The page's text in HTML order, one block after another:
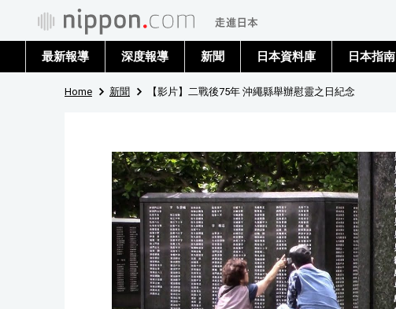
最新報導 深度報導 新聞 日本資料庫 日本指南
Home 新聞 【影片】二戰後75年 沖繩縣舉辦慰靈之日紀念